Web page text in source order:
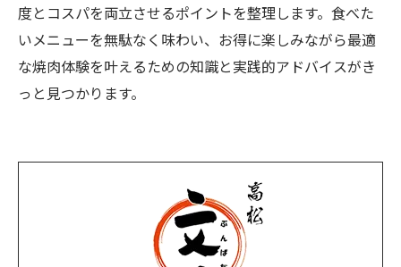
度とコスパを両立させるポイントを整理します。食べた
いメニューを無駄なく味わい、お得に楽しみながら最適
な焼肉体験を叶えるための知識と実践的アドバイスがき
っと見つかります。